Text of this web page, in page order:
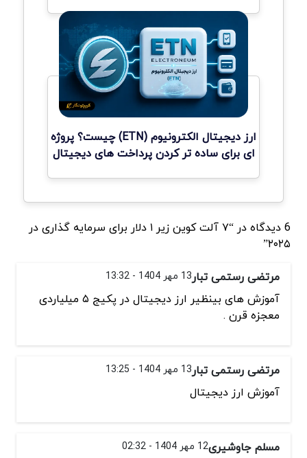
ارز دیجیتال الکترونیوم (ETN) چیست؟ پروژه
ای برای ساده تر کردن پرداخت های دیجیتال
6 دیدگاه در “۷ آلت کوین زیر ۱ دلار برای سرمایه گذاری در
۲۰۲۵”
مرتضی رستمی تبار13 مهر 1404 - 13:32
آموزش های بینظیر ارز دیجیتال در پکیج ۵ میلیاردی
معجزه قرن .
مرتضی رستمی تبار13 مهر 1404 - 13:25
آموزش ارز دیجیتال
مسلم جاوشیری12 مهر 1404 - 02:32